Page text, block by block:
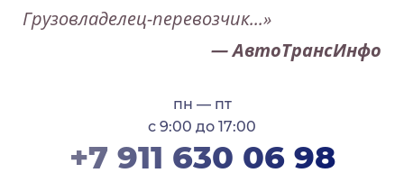
Грузовладелец-перевозчик...»
— АвтоТрансИнфо
пн — пт
с 9:00 до 17:00
+7 911 630 06 98